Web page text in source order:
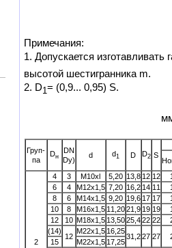
Примечания:
1. Допускается изготавливать
высотой шестигранника m.
2. D1= (0,9... 0,95) S.
Груп­
па
Dн
DN
Dy)
d d1 D D2 S
2
4 3 M10xl 5,20 13,8 12 12
6
4 M12x1,5 7,20 16,2 14 11
8
6 M14x1,5 9,20 19,6 17 17
10
8 M16x1,5 11,20 21,9 19 19
12
10 M18x1,5 13,50 25,4 22 22
(14)
12
M22x1,5 16,25
31,2 27 27
15 M22x1,5 17,25